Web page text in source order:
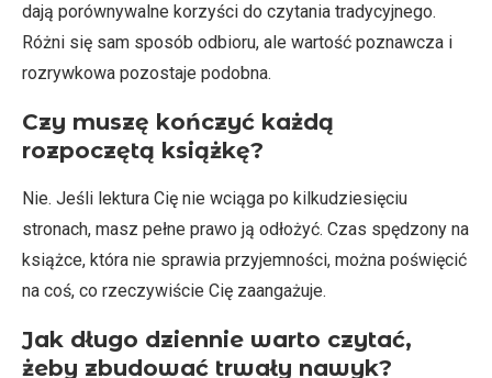
dają porównywalne korzyści do czytania tradycyjnego.
Różni się sam sposób odbioru, ale wartość poznawcza i
rozrywkowa pozostaje podobna.
Czy muszę kończyć każdą
rozpoczętą książkę?
Nie. Jeśli lektura Cię nie wciąga po kilkudziesięciu
stronach, masz pełne prawo ją odłożyć. Czas spędzony na
książce, która nie sprawia przyjemności, można poświęcić
na coś, co rzeczywiście Cię zaangażuje.
Jak długo dziennie warto czytać,
żeby zbudować trwały nawyk?